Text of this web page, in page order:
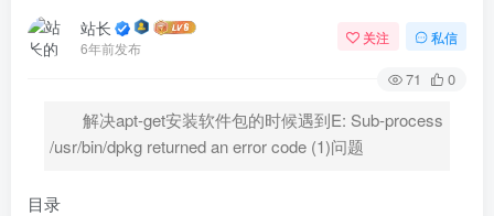
站长
6年前发布
关注 私信
71 0
解决apt-get安装软件包的时候遇到E: Sub-process
/usr/bin/dpkg returned an error code (1)问题
目录